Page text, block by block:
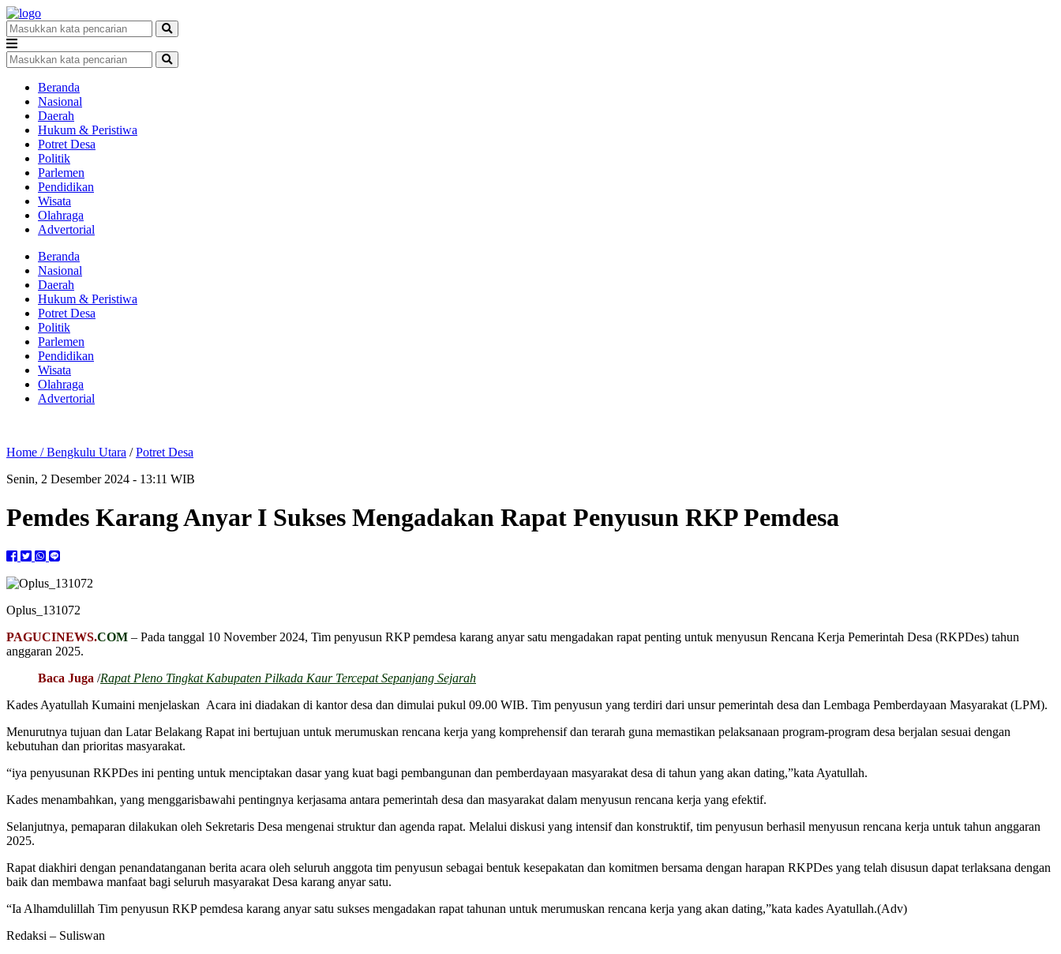
Beranda
Nasional
Daerah
Hukum & Peristiwa
Potret Desa
Politik
Parlemen
Pendidikan
Wisata
Olahraga
Advertorial
Beranda
Nasional
Daerah
Hukum & Peristiwa
Potret Desa
Politik
Parlemen
Pendidikan
Wisata
Olahraga
Advertorial
Home /Bengkulu Utara /Potret Desa
Senin, 2 Desember 2024 - 13:11 WIB
Pemdes Karang Anyar I Sukses Mengadakan Rapat Penyusun RKP Pemdesa
Oplus_131072
PAGUCINEWS.COM – Pada tanggal 10 November 2024, Tim penyusun RKP pemdesa karang anyar satu mengadakan rapat penting untuk menyusun Rencana Kerja Pemerintah Desa (RKPDes) tahun
anggaran 2025.
Baca Juga /Rapat Pleno Tingkat Kabupaten Pilkada Kaur Tercepat Sepanjang Sejarah
Kades Ayatullah Kumaini menjelaskan Acara ini diadakan di kantor desa dan dimulai pukul 09.00 WIB. Tim penyusun yang terdiri dari unsur pemerintah desa dan Lembaga Pemberdayaan Masyarakat (LPM).
Menurutnya tujuan dan Latar Belakang Rapat ini bertujuan untuk merumuskan rencana kerja yang komprehensif dan terarah guna memastikan pelaksanaan program-program desa berjalan sesuai dengan
kebutuhan dan prioritas masyarakat.
“iya penyusunan RKPDes ini penting untuk menciptakan dasar yang kuat bagi pembangunan dan pemberdayaan masyarakat desa di tahun yang akan dating,”kata Ayatullah.
Kades menambahkan, yang menggarisbawahi pentingnya kerjasama antara pemerintah desa dan masyarakat dalam menyusun rencana kerja yang efektif.
Selanjutnya, pemaparan dilakukan oleh Sekretaris Desa mengenai struktur dan agenda rapat. Melalui diskusi yang intensif dan konstruktif, tim penyusun berhasil menyusun rencana kerja untuk tahun anggaran
2025.
Rapat diakhiri dengan penandatanganan berita acara oleh seluruh anggota tim penyusun sebagai bentuk kesepakatan dan komitmen bersama dengan harapan RKPDes yang telah disusun dapat terlaksana dengan
baik dan membawa manfaat bagi seluruh masyarakat Desa karang anyar satu.
“Ia Alhamdulillah Tim penyusun RKP pemdesa karang anyar satu sukses mengadakan rapat tahunan untuk merumuskan rencana kerja yang akan dating,”kata kades Ayatullah.(Adv)
Redaksi – Suliswan